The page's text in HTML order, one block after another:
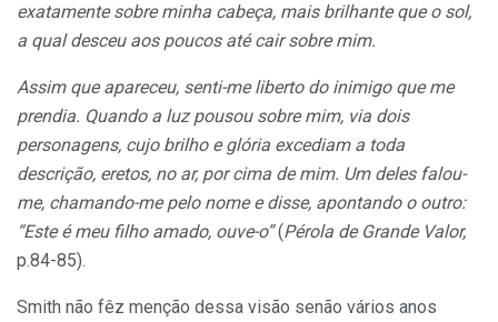
exatamentesobreminha cabeça, mais brilhante que o sol,
a qual desceu aos poucos até cairsobremim.
Assim que apareceu, senti-me liberto do inimigo que me
prendia. Quando a luz pousou sobremim, via dois
personagens, cujo brilho e glória excediam a toda
descrição, eretos, no ar, por cima de mim. Um deles falou-
me, chamando-me pelo nome e disse, apontando o outro:
“Este é meu filho amado, ouve-o”(Pérola de Grande Valor,
p.84-85).
Smith não fêz menção dessa visão senão vários anos